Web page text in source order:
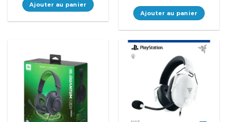
Ajouter au panier
Ajouter au panier